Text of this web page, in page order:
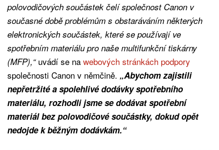
polovodičových součástek čelí společnost Canon v
současné době problémům s obstaráváním některých
elektronických součástek, které se používají ve
spotřebním materiálu pro naše multifunkční tiskárny
(MFP),“uvádí se na webových stránkách podpory
společnosti Canon v němčině. „Abychom zajistili
nepřetržité a spolehlivé dodávky spotřebního
materiálu, rozhodli jsme se dodávat spotřební
materiál bez polovodičové součástky, dokud opět
nedojde k běžným dodávkám.“